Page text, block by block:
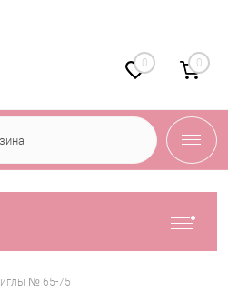
0 0
иглы № 65-75